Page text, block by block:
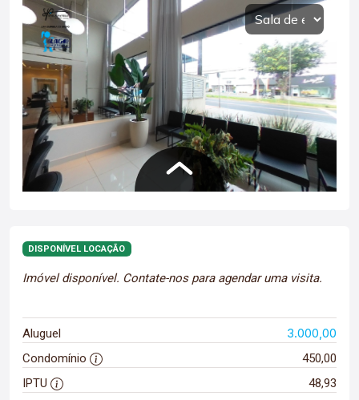
DISPONÍVEL LOCAÇÃO
Imóvel disponível. Contate-nos para agendar uma visita.
Aluguel 3.000,00
Condomínio
450,00
IPTU
48,93